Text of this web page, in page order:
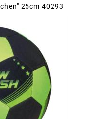
25cm 40293